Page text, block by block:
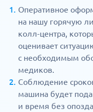
Оперативное
на нашу горячую
колл-центра,
оценивает
с необходимым
медиков.
Соблюдение
машина будет
и время без